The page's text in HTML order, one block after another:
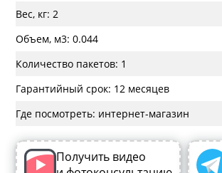
Вес, кг: 2
Объем, м3: 0.044
Количество пакетов: 1
Гарантийный срок: 12 месяцев
Где посмотреть: интернет-магазин
Получить видео